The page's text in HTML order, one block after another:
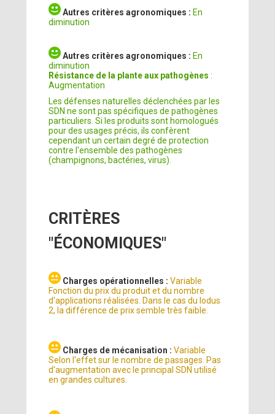
Autres critères agronomiques : En
diminution
Autres critères agronomiques : En
diminution
Résistance de la plante aux pathogènes :
Augmentation
Les défenses naturelles déclenchées par les
SDN ne sont pas spécifiques de pathogènes
particuliers. Si les produits sont homologués
pour des usages précis, ils confèrent
cependant un certain degré de protection
contre l'ensemble des pathogènes
(champignons, bactéries, virus).
CRITÈRES
"ÉCONOMIQUES"
Charges opérationnelles :Variable
Fonction du prix du produit et du nombre
d'applications réalisées. Dans le cas du Iodus
2, la différence de prix semble très faible.
Charges de mécanisation :Variable
Selon l'effet sur le nombre de passages. Pas
d'augmentation avec le principal SDN utilisé
en grandes cultures.